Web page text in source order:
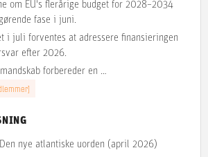
om EU's flerårige budget for 2028–2034
fase i juni.
i juli forventes at adressere finansieringen
efter 2026.
forbereder en …
nye atlantiske uorden (april 2026)